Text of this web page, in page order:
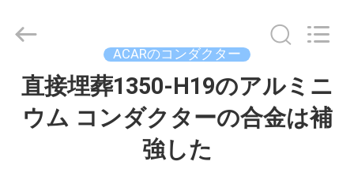
家
supplier.
Copyright
Luoyang
ACARのコンダクター
直接埋葬1350-H19のアルミニ
ウム コンダクターの合金は補
強した